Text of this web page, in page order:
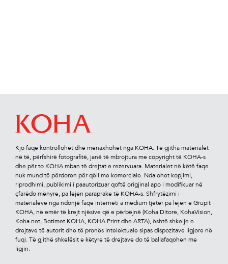
Kjo faqe kontrollohet dhe menaxhohet nga KOHA. Të gjitha materialet
në të, përfshirë fotograﬁtë, janë të mbrojtura me copyright të KOHA-s
dhe për to KOHA mban të drejtat e rezervuara. Materialet në këtë faqe
nuk mund të përdoren për qëllime komerciale. Ndalohet kopjimi,
riprodhimi, publikimi i paautorizuar qoftë origjinal apo i modiﬁkuar në
çfarëdo mënyre, pa lejen paraprake të KOHA-s. Shfrytëzimi i
materialeve nga ndonjë faqe interneti a medium tjetër pa lejen e Grupit
KOHA, në emër të krejt njësive që e përbëjnë (Koha Ditore, KohaVision,
Koha.net, Botimet KOHA, KOHA Print dhe ARTA), është shkelje e
drejtave të autorit dhe të pronës intelektuale sipas dispozitave ligjore në
fuqi. Të gjithë shkelësit e këtyre të drejtave do të ballafaqohen me
ligjin.